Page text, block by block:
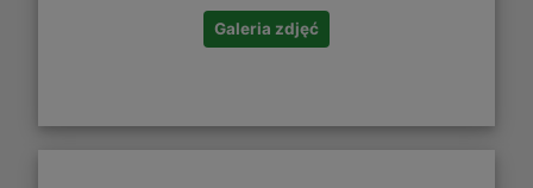
Galeria zdjęć